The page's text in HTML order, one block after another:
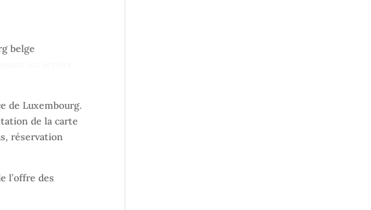
belge
de Luxembourg.
de la carte
réservation
l’offre des